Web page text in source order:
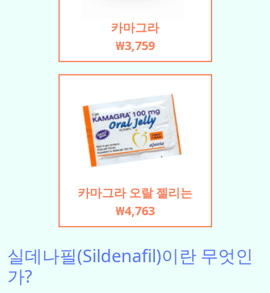
카마그라
₩3,759
카마그라 오랄 젤리는
₩4,763
실데나필(Sildenafil)이란 무엇인
가?